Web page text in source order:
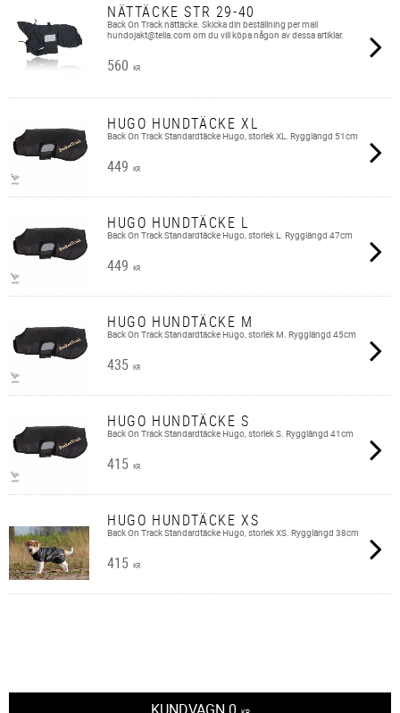
NÄTTÄCKE STR 29-40
Back On Track nättäcke. Skicka din beställning per mail
hundojakt@telia.com om du vill köpa någon av dessa artiklar.
560 KR
HUGO HUNDTÄCKE XL
Back On Track Standardtäcke Hugo, storlek XL. Rygglängd 51cm
449 KR
HUGO HUNDTÄCKE L
Back On Track Standardtäcke Hugo, storlek L. Rygglängd 47cm
449 KR
HUGO HUNDTÄCKE M
Back On Track Standardtäcke Hugo, storlek M. Rygglängd 45cm
435 KR
HUGO HUNDTÄCKE S
Back On Track Standardtäcke Hugo, storlek S. Rygglängd 41cm
415 KR
HUGO HUNDTÄCKE XS
Back On Track Standardtäcke Hugo, storlek XS. Rygglängd 38cm
415 KR